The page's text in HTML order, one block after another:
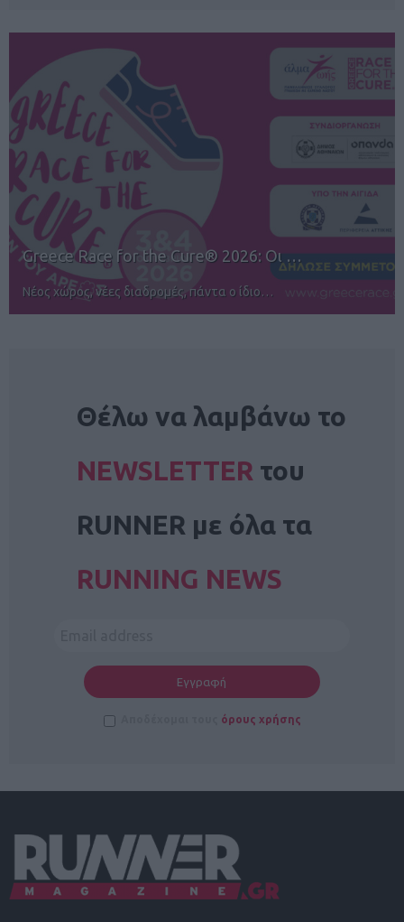
12ος TUI Rhodes Marathon: Άνοιγμα ε…
Αγώνες για όλους στην Ρόδο
Θέλω να λαμβάνω το
NEWSLETTER του
RUNNER με όλα τα
RUNNING NEWS
όρους χρήσης